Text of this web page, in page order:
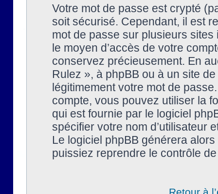
Votre mot de passe est crypté
soit sécurisé. Cependant, il est
mot de passe sur plusieurs
le moyen d’accès de votre
conservez précieusement. En
Rulez », à phpBB ou à un site
légitimement votre mot de
compte, vous pouvez utiliser la
qui est fournie par le logiciel
spécifier votre nom d’utilisateur
Le logiciel phpBB générera
puissiez reprendre le contrôle